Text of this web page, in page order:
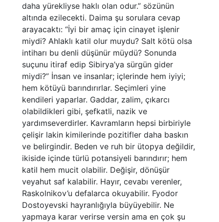
daha yürekliyse haklı olan odur.” sözünün
altında ezilecekti. Daima şu sorulara cevap
arayacaktı: “İyi bir amaç için cinayet işlenir
miydi? Ahlaklı katil olur muydu? Salt kötü olsa
intiharı bu denli düşünür müydü? Sonunda
suçunu itiraf edip Sibirya’ya sürgün gider
miydi?” İnsan ve insanlar; içlerinde hem iyiyi;
hem kötüyü barındırırlar. Seçimleri yine
kendileri yaparlar. Gaddar, zalim, çıkarcı
olabildikleri gibi, şefkatli, nazik ve
yardımseverdirler. Kavramların hepsi birbiriyle
çelişir lakin kimilerinde pozitifler daha baskın
ve belirgindir. Beden ve ruh bir ütopya değildir,
ikiside içinde türlü potansiyeli barındırır; hem
katil hem mucit olabilir. Değişir, dönüşür
veyahut saf kalabilir. Hayır, cevabı verenler,
Raskolnikov’u defalarca okuyabilir. Fyodor
Dostoyevski hayranlığıyla büyüyebilir. Ne
yapmaya karar verirse versin ama en çok şu